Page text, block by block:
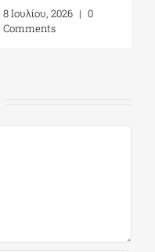
8 Ιουλίου, 2026 | 0
Comments